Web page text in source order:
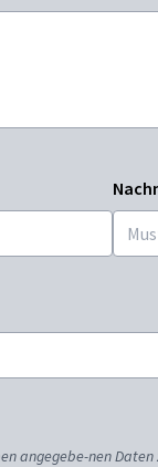
angegebe-nen